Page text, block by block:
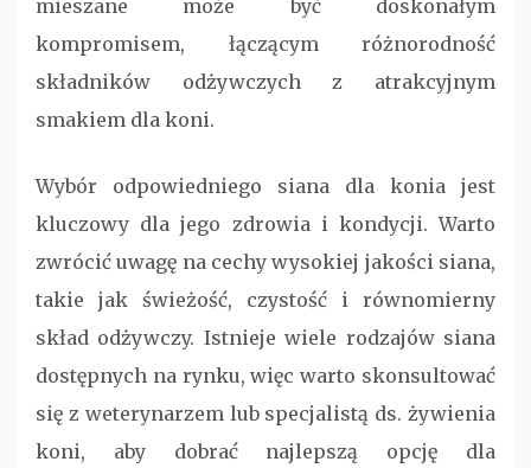
mieszane może być doskonałym
kompromisem, łączącym różnorodność
składników odżywczych z atrakcyjnym
smakiem dla koni.
Wybór odpowiedniego siana dla konia jest
kluczowy dla jego zdrowia i kondycji. Warto
zwrócić uwagę na cechy wysokiej jakości siana,
takie jak świeżość, czystość i równomierny
skład odżywczy. Istnieje wiele rodzajów siana
dostępnych na rynku, więc warto skonsultować
się z weterynarzem lub specjalistą ds. żywienia
koni, aby dobrać najlepszą opcję dla